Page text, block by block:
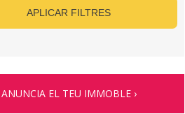
APLICAR FILTRES
ANUNCIA EL TEU IMMOBLE ›